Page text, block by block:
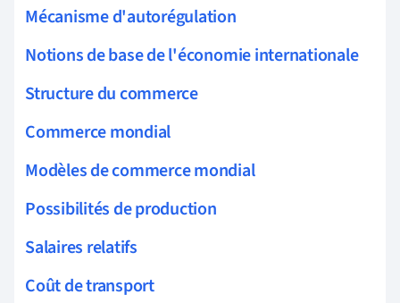
Mécanisme d'autorégulation
Notions de base de l'économie internationale
Structure du commerce
Commerce mondial
Modèles de commerce mondial
Possibilités de production
Salaires relatifs
Coût de transport